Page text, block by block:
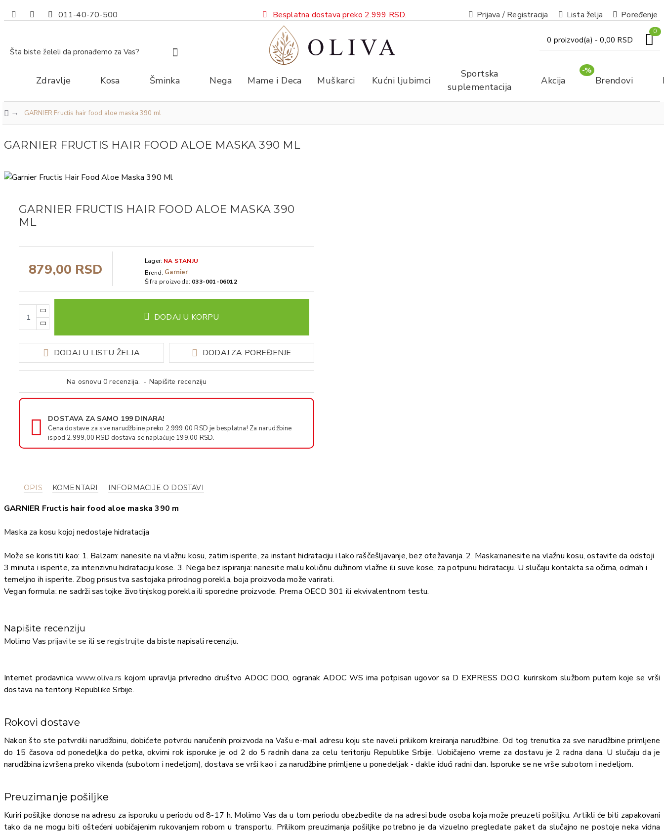
011-40-70-500 Besplatna dostava preko 2.999 RSD. Prijava / Registracija Lista želja Poređenje
0 proizvod(a) - 0,00 RSD
0
Zdravlje Kosa Šminka Nega Mame i Deca Muškarci Kućni ljubimci
Sportska
suplementacija
Akcija
-%
Brendovi
GARNIER Fructis hair food aloe maska 390 ml
GARNIER FRUCTIS HAIR FOOD ALOE MASKA 390 ML
GARNIER FRUCTIS HAIR FOOD ALOE MASKA 390
ML
Na osnovu 0 recenzija. - Napišite recenziju
879,00 RSD Lager: NA STANJU
Brend: Garnier
Šifra proizvoda: 033-001-06012
DODAJ U KORPU
DODAJ U LISTU ŽELJA DODAJ ZA POREĐENJE
DOSTAVA ZA SAMO 199 DINARA!
Cena dostave za sve narudžbine preko 2.999,00 RSD je besplatna! Za narudžbine
ispod 2.999,00 RSD dostava se naplaćuje 199,00 RSD.
OPIS KOMENTARI INFORMACIJE O DOSTAVI
GARNIER Fructis hair food aloe maska 390 m
Maska za kosu kojoj nedostaje hidratacija
Može se koristiti kao: 1. Balzam: nanesite na vlažnu kosu, zatim isperite, za instant hidrataciju i lako raščešljavanje, bez otežavanja. 2. Maska:nanesite na vlažnu kosu, ostavite da odstoji
3 minuta i isperite, za intenzivnu hidrataciju kose. 3. Nega bez ispiranja: nanesite malu količinu dužinom vlažne ili suve kose, za potpunu hidrataciju. U slučaju kontakta sa očima, odmah i
temeljno ih isperite. Zbog prisustva sastojaka prirodnog porekla, boja proizvoda može varirati.
Vegan formula: ne sadrži sastojke životinjskog porekla ili sporedne proizvode. Prema OECD 301 ili ekvivalentnom testu.
Napišite recenziju
Molimo Vasprijavite se ili seregistrujte da biste napisali recenziju.
Internet prodavnica www.oliva.rs kojom upravlja privredno društvo ADOC DOO, ogranak ADOC WS ima potpisan ugovor sa D EXPRESS D.O.O. kurirskom službom putem koje se vrši
dostava na teritoriji Republike Srbije.
Rokovi dostave
Nakon što ste potvrdili narudžbinu, dobićete potvrdu naručenih proizvoda na Vašu e-mail adresu koju ste naveli prilikom kreiranja narudžbine. Od tog trenutka za sve narudžbine primljene
do 15 časova od ponedeljka do petka, okvirni rok isporuke je od 2 do 5 radnih dana za celu teritoriju Republike Srbije. Uobičajeno vreme za dostavu je 2 radna dana. U slučaju da je
narudžbina izvršena preko vikenda (subotom i nedeljom), dostava se vrši kao i za narudžbine primljene u ponedeljak - dakle idući radni dan. Isporuke se ne vrše subotom i nedeljom.
Preuzimanje pošiljke
Kuriri pošiljke donose na adresu za isporuku u periodu od 8-17 h. Molimo Vas da u tom periodu obezbedite da na adresi bude osoba koja može preuzeti pošiljku. Artikli će biti zapakovani
tako da ne mogu biti oštećeni uobičajenim rukovanjem robom u transportu. Prilikom preuzimanja pošiljke potrebno je da vizuelno pregledate paket da slučajno ne postoje neka vidna